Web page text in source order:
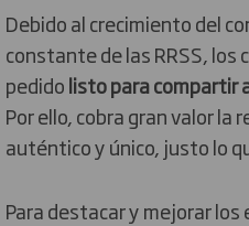
Debido al crecimiento del
constante de las RRSS, los
pedidolisto para compartir
Por ello, cobra gran valor la
auténtico y único, justo lo
Para destacar y mejorar